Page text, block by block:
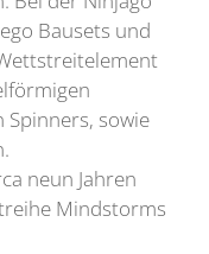
Bausets und
sowie
neun Jahren
Mindstorms